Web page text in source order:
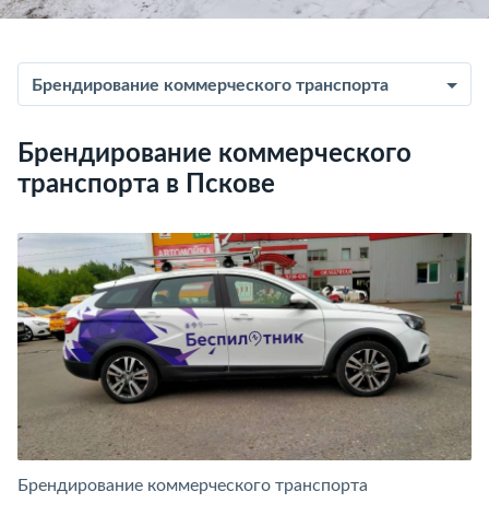
Брендирование коммерческого транспорта
Брендирование коммерческого
транспорта в Пскове
Брендирование коммерческого транспорта